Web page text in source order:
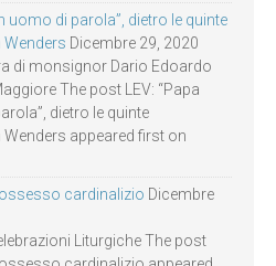
uomo di parola”, dietro le quinte
Wenders Dicembre 29, 2020
di monsignor Dario Edoardo
The post LEV: “Papa
dietro le quinte
appeared first on
cardinalizio Dicembre
Liturgiche The post